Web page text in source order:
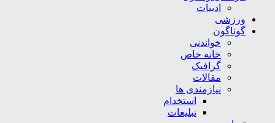
ادبیات
ورزشی
گوناگون
خواندنی
خانه خاص
گرافیک
مقالات
نیازمندی ها
استخدام
تبلیغات